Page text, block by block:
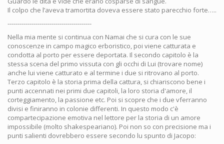
Il colpo che l’aveva tramortita doveva essere stato parecchio forte…..
------------------------------------------
Nella mia mente si continua con Namai che si cura con le sue
conoscenze in campo magico erboristico, poi viene catturata e
condotta al porto per essere deportata. Il secondo capitolo è la
stessa scena del primo vissuta con gli occhi di Lui (trovare nome)
anche lui viene catturato e al termine i due si ritrovano al porto.
Terzo capitolo è la storia prima della cattura, si chiariscono bene i
punti accennati nei primi due capitoli, la loro storia d'amore, il
corteggiamento, la passione etc. Poi si scopre che i due vferranno
divisi e finiranno in colonie differenti. In questo modo c'è
compartecipazione emotiva nel lettore per la storia di un amore
impossibile (molto shakespeariano). Poi non so con precisione ma i
punti salienti dovrebbero essere secondo lu spunto di Jacopo: